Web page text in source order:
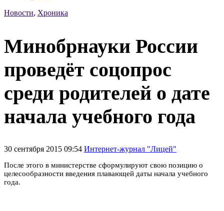
Новости, Хроника
Минобрнауки России
проведёт соцопрос
среди родителей о дате
начала учебного года
30 сентября 2015 09:54 Интернет-журнал "Лицей"
После этого в министерстве сформулируют свою позицию о
целесообразности введения плавающей даты начала учебного
года.